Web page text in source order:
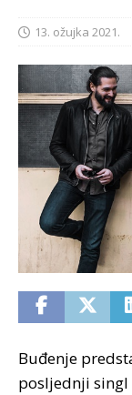
13. ožujka 2021.
Buđenje
posljednji